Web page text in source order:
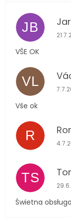
JB
VŠE OK
VL
Vše ok
R
TS
Świetna